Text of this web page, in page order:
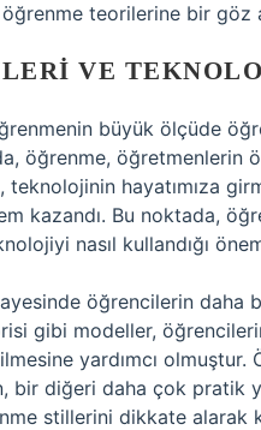
teorilerine bir göz
VE
büyük ölçüde
öğrenme,
hayatımıza
kazandı. Bu noktada,
nasıl kullandığı
öğrencilerin daha
gibi modeller,
yardımcı
bir diğeri daha çok pratik
stillerini dikkate alarak